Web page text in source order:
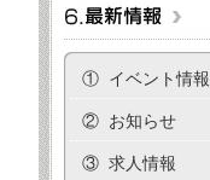
① イベント情報
② お知らせ
③ 求人情報